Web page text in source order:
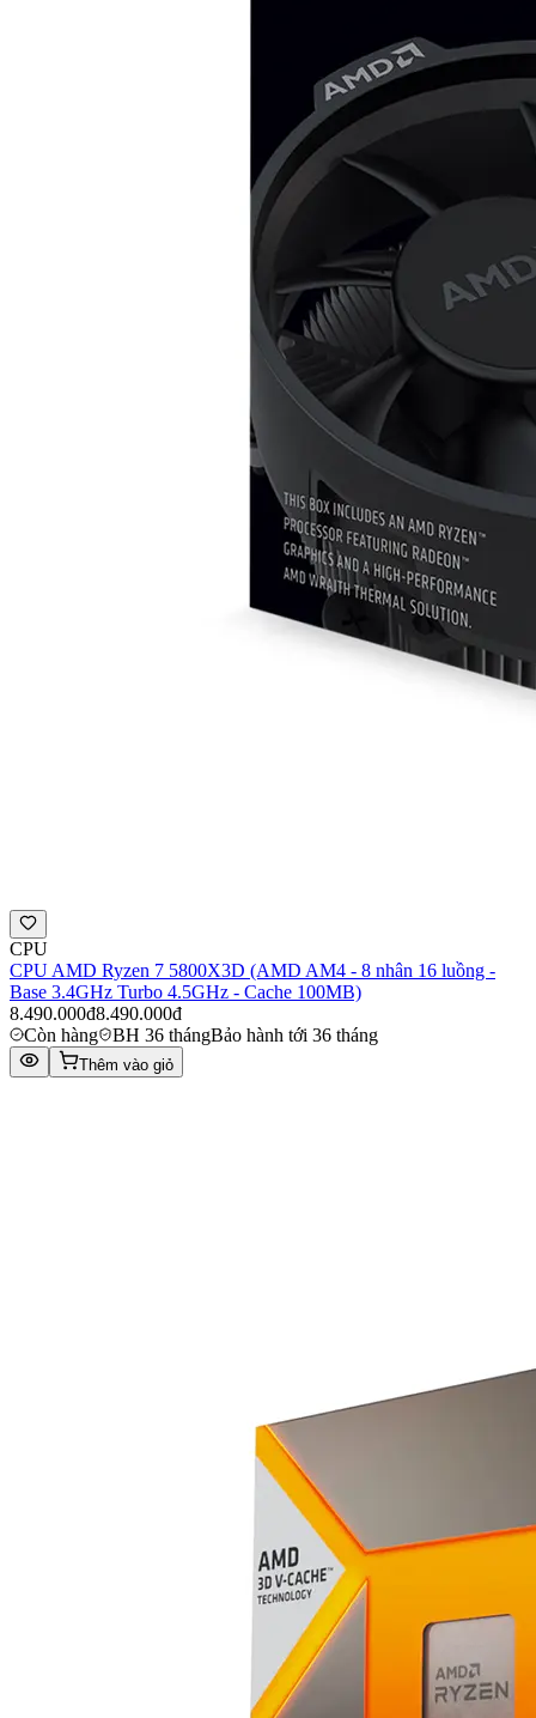
CPU
CPU AMD Ryzen 7 5800X3D (AMD AM4 - 8 nhân 16 luồng -
Base 3.4GHz Turbo 4.5GHz - Cache 100MB)
8.490.000đ8.490.000đ
Còn hàng
BH 36 thángBảo hành tới 36 tháng
Thêm vào giỏ